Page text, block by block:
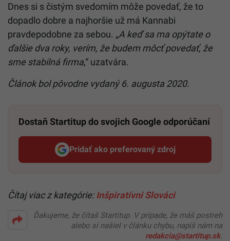
Dnes si s čistým svedomím môže povedať, že to
dopadlo dobre a najhoršie už má Kannabi
pravdepodobne za sebou. „A keď sa ma opýtate o
ďalšie dva roky, verím, že budem môcť povedať, že
sme stabilná firma,“ uzatvára.
Článok bol pôvodne vydaný 6. augusta 2020.
Dostaň Startitup do svojich Google odporúčaní
Pridať ako preferovaný zdroj
Startitup, odkaz sa otvorí v
Čítaj viac z kategórie: Inšpiratívni Slováci
Ďakujeme, že čítaš Startitup. V prípade, že máš postreh
alebo si našiel v článku chybu, napíš nám na
redakcia@startitup.sk.